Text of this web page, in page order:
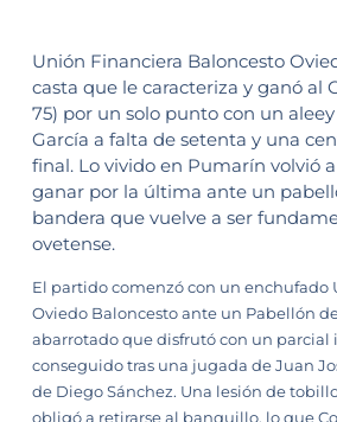
Unión Financiera Baloncesto
casta que le caracteriza y ganó al
75) por un solo punto con un
García a falta de setenta y una
final. Lo vivido en Pumarín volvió
ganar por la última ante un
bandera que vuelve a ser
ovetense.
El partido comenzó con un enchufado
Oviedo Baloncesto ante un Pabellón
abarrotado que disfrutó con un parcial
conseguido tras una jugada de Juan
de Diego Sánchez. Una lesión de
obligó a retirarse al banquillo, lo que